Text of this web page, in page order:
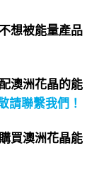
想被能量產品
澳洲花晶的能
請聯繫我們 ！
買澳洲花晶能